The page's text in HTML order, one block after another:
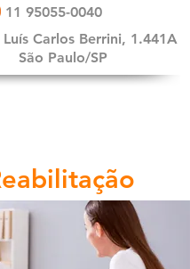
11 95055-0040
Carlos Berrini, 1.441A
São Paulo/SP